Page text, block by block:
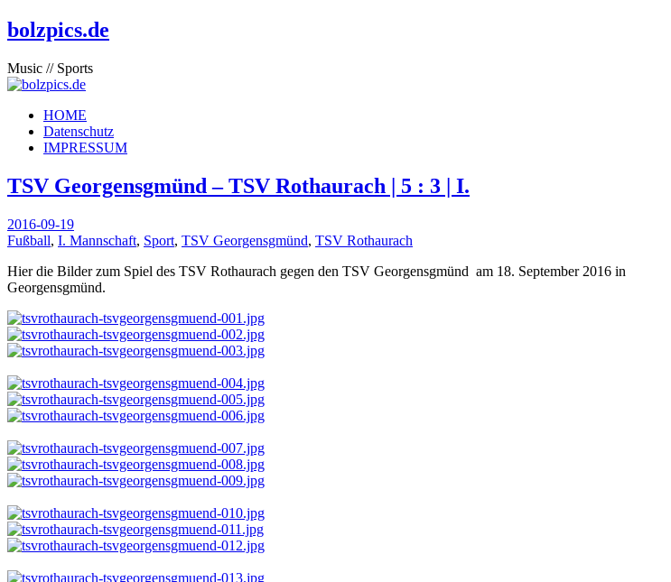
bolzpics.de
Music // Sports
HOME
Datenschutz
IMPRESSUM
TSV Georgensgmünd – TSV Rothaurach | 5 : 3 | I.
2016-09-19
Fußball, I. Mannschaft, Sport, TSV Georgensgmünd, TSV Rothaurach
Hier die Bilder zum Spiel des TSV Rothaurach gegen den TSV Georgensgmünd am 18. September 2016 in
Georgensgmünd.